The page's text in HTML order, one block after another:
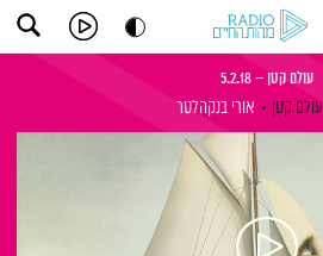
עולם קטן – 5.2.18
עולם קטן אורי בנקהלטר